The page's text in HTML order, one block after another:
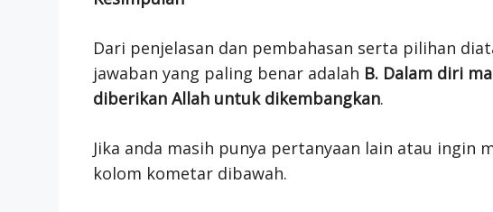
Dari penjelasan dan pembahasan serta pilihan
jawaban yang paling benar adalah B. Dalam diri
diberikan Allah untuk dikembangkan.
Jika anda masih punya pertanyaan lain atau ingin
kolom kometar dibawah.